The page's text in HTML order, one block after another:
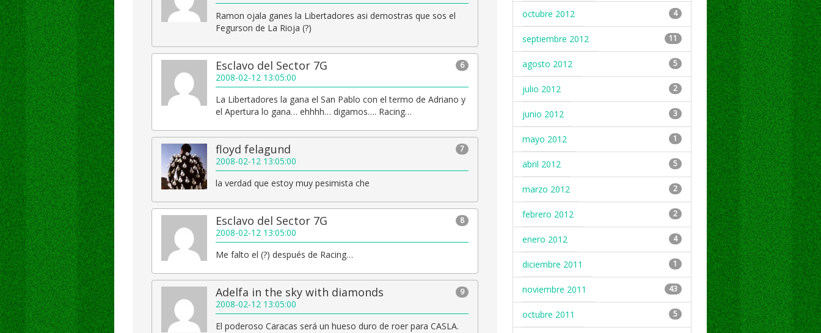
Ramon ojala ganes la Libertadores asi demostras que sos el
Fegurson de La Rioja (?)
6
Esclavo del Sector 7G
2008-02-12 13:05:00
La Libertadores la gana el San Pablo con el termo de Adriano y
el Apertura lo gana… ehhhh… digamos…. Racing…
7
floyd felagund
2008-02-12 13:05:00
la verdad que estoy muy pesimista che
8
Esclavo del Sector 7G
2008-02-12 13:05:00
Me falto el (?) después de Racing…
9
Adelfa in the sky with diamonds
2008-02-12 13:05:00
El poderoso Caracas será un hueso duro de roer para CASLA.
octubre 2012 4
septiembre 2012 11
agosto 2012 5
julio 2012 2
junio 2012 3
mayo 2012 1
abril 2012 5
marzo 2012 2
febrero 2012 2
enero 2012 4
diciembre 2011 1
noviembre 2011 43
octubre 2011 5